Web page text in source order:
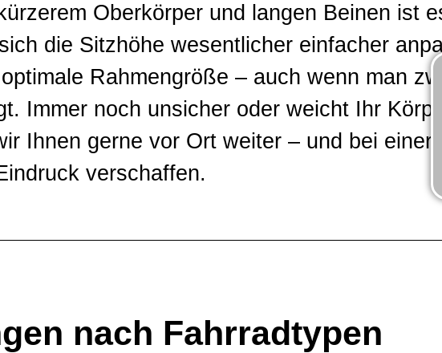
Oberkörper und langen Beinen ist
die Sitzhöhe wesentlicher einfacher
Rahmengröße – auch wenn man
Immer noch unsicher oder weicht Ihr
Ihnen gerne vor Ort weiter – und bei einer
verschaffen.
nach Fahrradtypen